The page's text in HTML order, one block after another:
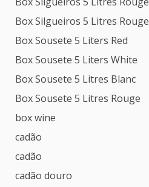
Box Silgueiros 5 Litres Rouge
Box Sousete 5 Liters Red
Box Sousete 5 Liters White
Box Sousete 5 Litres Blanc
Box Sousete 5 Litres Rouge
box wine
cadão
cadão
cadão douro